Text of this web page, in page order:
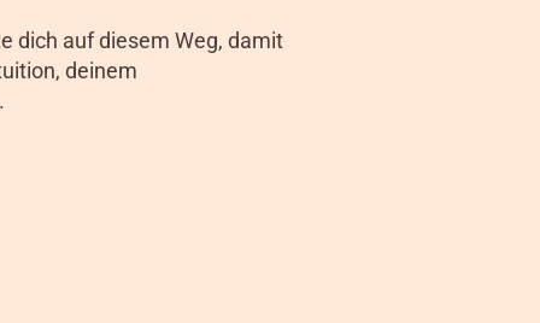
dich auf diesem Weg, damit
deinem